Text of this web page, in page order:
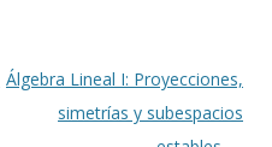
Álgebra Lineal I: Proyecciones,
simetrías y subespacios